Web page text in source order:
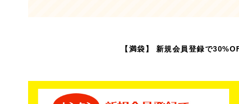
【満袋】 新規会員登録で